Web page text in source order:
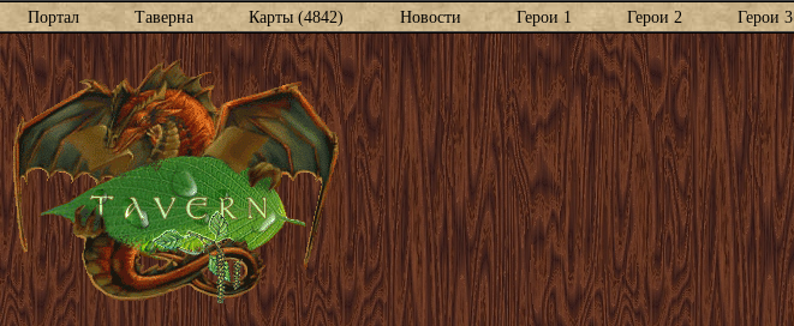
Портал Таверна Карты (4842) Новости Герои 1 Герои 2 Герои 3